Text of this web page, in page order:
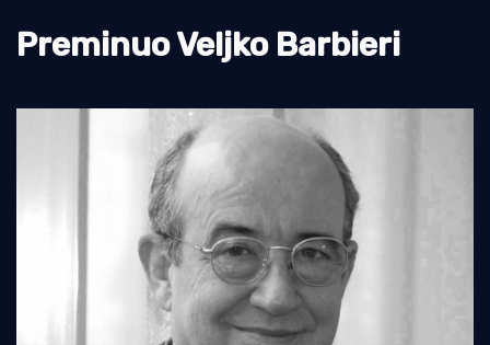
Pomorstvo
Ekologija
Tradicija i kultura
Preminuo Veljko Barbieri